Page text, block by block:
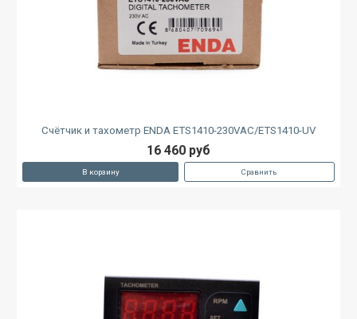
Счётчик и тахометр ENDA ETS1410-230VAC/ETS1410-UV
16 460 руб
В корзину Сравнить